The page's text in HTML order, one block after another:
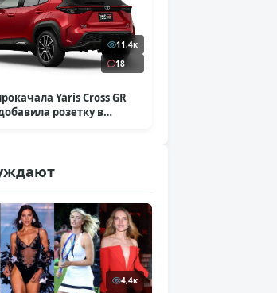
11,4к
18
Yaris Cross GR
розетку в
4,4к